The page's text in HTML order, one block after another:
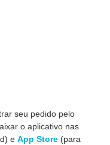
seu pedido pelo
o aplicativo nas
eApp Store (para